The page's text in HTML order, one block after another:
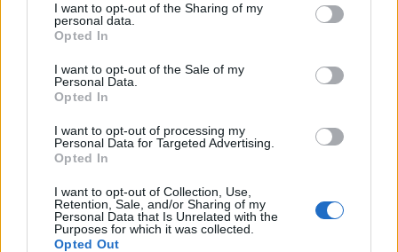
I want to opt-out of the Sharing of my
personal data.
Opted In
I want to opt-out of the Sale of my
Personal Data.
Opted In
I want to opt-out of processing my
Personal Data for Targeted Advertising.
Opted In
I want to opt-out of Collection, Use,
Retention, Sale, and/or Sharing of my
Personal Data that Is Unrelated with the
Purposes for which it was collected.
Opted Out
VAI ALLA VERSIONE CLASSICA
Il materiale (testo, foto e video) consultabile in questo portale è di nostra proprietà.
giunti da internet, in quanto arrivati alla nostra attenzione attraverso regolari
comunicati stampa con immagini e testi allegati ed autorizzati alla pubblicazione, e
quindi valutati di pubblico dominio. Se i soggetti o gli autori avessero qualcosa in
contrario alla pubblicazione, non avranno che da segnalarlo alla redazione (indirizzo
redazione@napolimagazine.com), che provvederà prontamente alla rimozione.